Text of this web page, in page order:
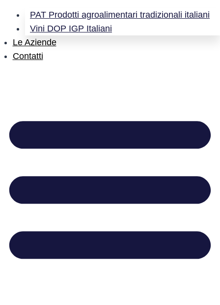
PAT Prodotti agroalimentari tradizionali italiani
Vini DOP IGP Italiani
Le Aziende
Contatti